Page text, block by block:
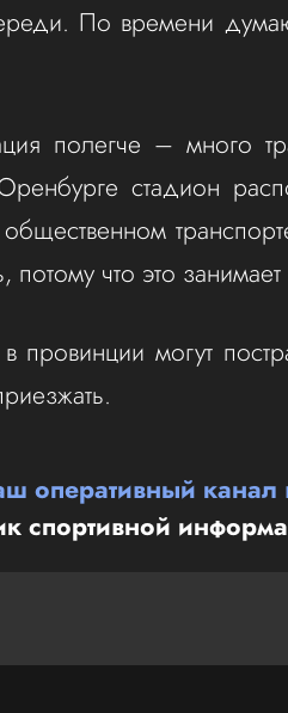
По времени
полегче – много
стадион
потому что это
могут
оперативный канал
спортивной